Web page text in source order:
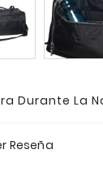
Durante La
Reseña